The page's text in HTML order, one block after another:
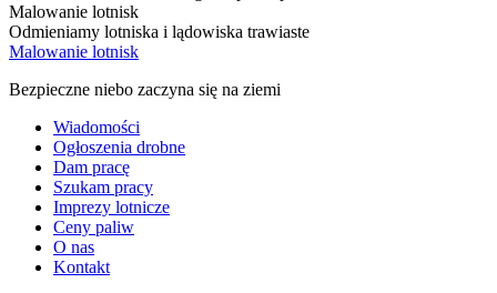
Malowanie lotnisk
Odmieniamy lotniska i lądowiska trawiaste
Malowanie lotnisk
Bezpieczne niebo zaczyna się na ziemi
Wiadomości
Ogłoszenia drobne
Dam pracę
Szukam pracy
Imprezy lotnicze
Ceny paliw
O nas
Kontakt